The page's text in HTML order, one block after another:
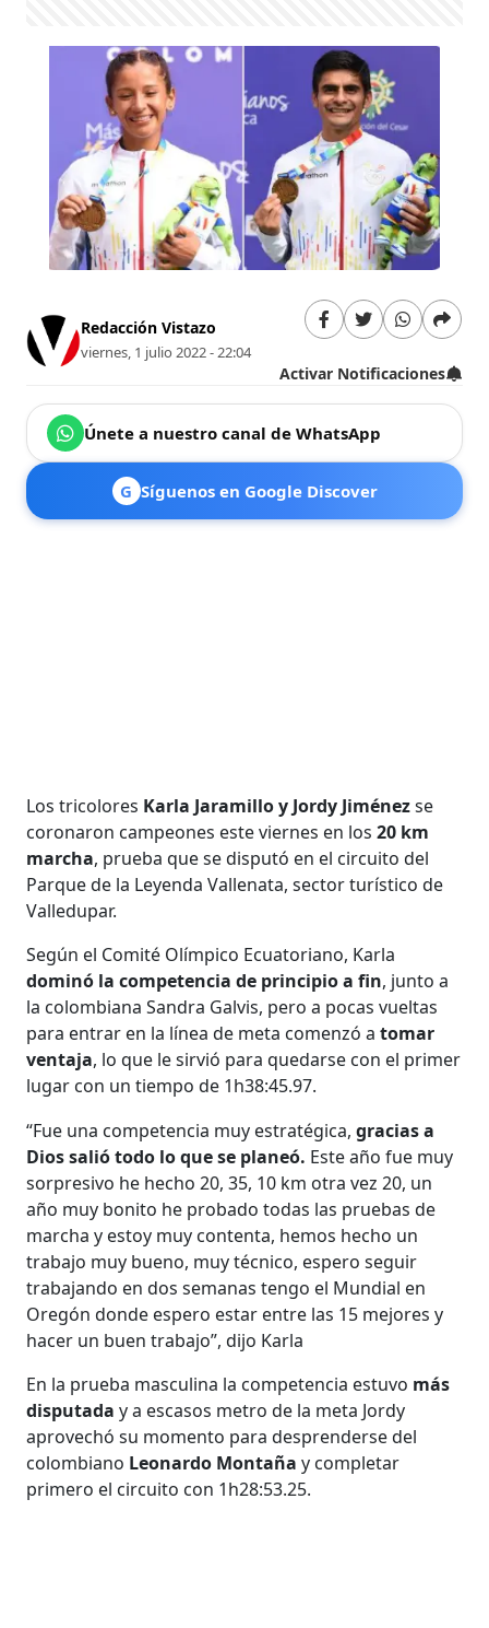
Redacción Vistazo
viernes, 1 julio 2022 - 22:04
Activar Notificaciones
Únete a nuestro canal de WhatsApp
G Síguenos en Google Discover
Los tricolores Karla Jaramillo y Jordy Jiménezse
coronaron campeones este viernes en los20 km
marcha, prueba que se disputó en el circuito del
Parque de la Leyenda Vallenata, sector turístico de
Valledupar.
Según el Comité Olímpico Ecuatoriano, Karla
dominó la competencia de principio a fin, junto a
la colombiana Sandra Galvis, pero a pocas vueltas
para entrar en la línea de meta comenzó a tomar
ventaja, lo que le sirvió para quedarse con el primer
lugar con un tiempo de 1h38:45.97.
“Fue una competencia muy estratégica,gracias a
Dios salió todo lo que se planeó. Este año fue muy
sorpresivo he hecho 20, 35, 10 km otra vez 20, un
año muy bonito he probado todas las pruebas de
marcha y estoy muy contenta, hemos hecho un
trabajo muy bueno, muy técnico, espero seguir
trabajando en dos semanas tengo el Mundial en
Oregón donde espero estar entre las 15 mejores y
hacer un buen trabajo”, dijo Karla
En la prueba masculina la competencia estuvo más
disputada y a escasos metro de la meta Jordy
aprovechó su momento para desprenderse del
colombiano Leonardo Montaña y completar
primero el circuito con 1h28:53.25.